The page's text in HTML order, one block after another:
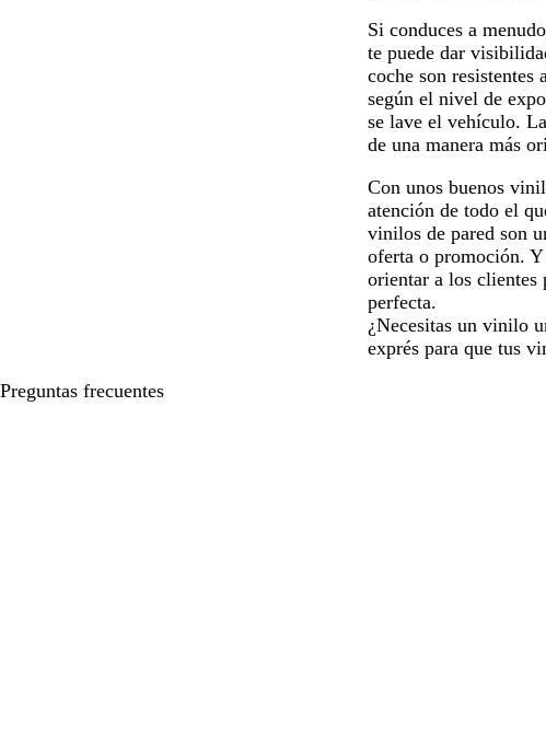
Si conduces a
te puede dar
coche son
según el nivel de
se lave el vehículo.
de una manera más
Con unos buenos
atención de todo el
vinilos de pared son
oferta o promoción.
orientar a los
perfecta.
¿Necesitas un vinilo
exprés para que tus
Preguntas frecuentes